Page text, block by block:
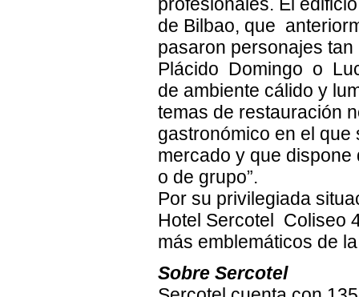
de Bilbao, que
pasaron personajes
Plácido Domingo o
de ambiente cálido y
temas de restauración
gastronómico en el
mercado y que
o de grupo”.
Por su privilegiada
Hotel Sercotel Coliseo
más emblemáticos de
Sobre Sercotel